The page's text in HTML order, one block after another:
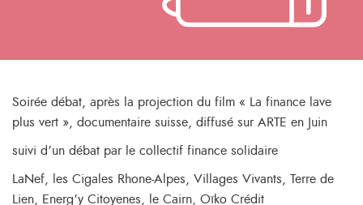
Soirée débat, après la projection du film « La finance lave
plus vert », documentaire suisse, diffusé sur ARTE en Juin
suivi d’un débat par le collectif finance solidaire
LaNef, les Cigales Rhone-Alpes, Villages Vivants, Terre de
Lien, Energ’y Citoyenes, le Cairn, Oïko Crédit